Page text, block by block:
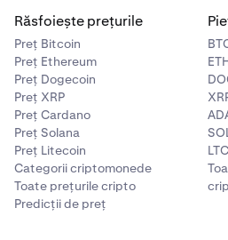
Răsfoiește prețurile
Preț Bitcoin
Preț Ethereum
Preț Dogecoin
Preț XRP
Preț Cardano
Preț Solana
Preț Litecoin
Categorii criptomonede
Toate prețurile cripto
Predicții de preț